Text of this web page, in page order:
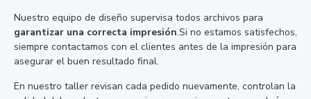
Nuestro equipo de diseño supervisa todos archivos para
garantizar una correcta impresión.Si no estamos satisfechos,
siempre contactamos con el clientes antes de la impresión para
asegurar el buen resultado final.
En nuestro taller revisan cada pedido nuevamente, controlan la